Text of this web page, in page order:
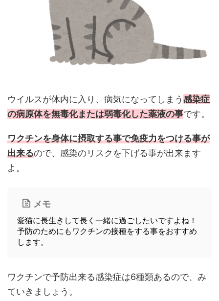
ウイルスが体内に入り、病気になってしまう感染症
の病原体を無毒化または弱毒化した薬液の事です。
ワクチンを身体に摂取する事で免疫力をつける事が
出来るので、感染のリスクを下げる事が出来ます
よ。
メモ
愛猫に長生きして長く一緒に過ごしたいですよね！
予防のためにもワクチンの接種をする事をおすすめ
します。
ワクチンで予防出来る感染症は6種類あるので、み
ていきましょう。